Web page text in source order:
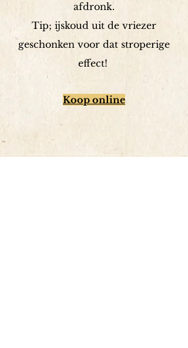
afdronk.
Tip; ijskoud uit de vriezer
geschonken voor dat stroperige
effect!
Koop online